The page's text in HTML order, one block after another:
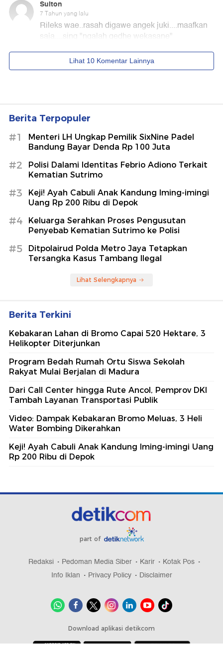
Berita Terpopuler
#1
Menteri LH Ungkap Pemilik SixNine Padel
Bandung Bayar Denda Rp 100 Juta
#2
Polisi Dalami Identitas Febrio Adiono Terkait
Kematian Sutrimo
#3
Keji! Ayah Cabuli Anak Kandung Iming-imingi
Uang Rp 200 Ribu di Depok
#4
Keluarga Serahkan Proses Pengusutan
Penyebab Kematian Sutrimo ke Polisi
#5
Ditpolairud Polda Metro Jaya Tetapkan
Tersangka Kasus Tambang Ilegal
Lihat Selengkapnya
Berita Terkini
Kebakaran Lahan di Bromo Capai 520 Hektare, 3
Helikopter Diterjunkan
Program Bedah Rumah Ortu Siswa Sekolah
Rakyat Mulai Berjalan di Madura
Dari Call Center hingga Rute Ancol, Pemprov DKI
Tambah Layanan Transportasi Publik
Video: Dampak Kebakaran Bromo Meluas, 3 Heli
Water Bombing Dikerahkan
Keji! Ayah Cabuli Anak Kandung Iming-imingi Uang
Rp 200 Ribu di Depok
part of
Redaksi Pedoman Media Siber Karir
Kotak Pos
Info Iklan
Privacy Policy Disclaimer
Download aplikasi detikcom